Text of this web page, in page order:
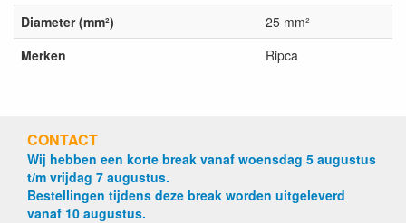
Diameter (mm²)
25 mm²
Merken
Ripca
CONTACT
Wij hebben een korte break vanaf woensdag 5 augustus
t/m vrijdag 7 augustus.
Bestellingen tijdens deze break worden uitgeleverd
vanaf 10 augustus.